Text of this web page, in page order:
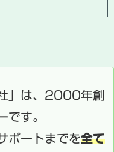
」は、2000年創
です。
ポートまでを全て